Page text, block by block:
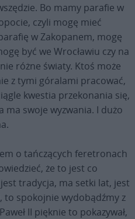
Bo mamy parafie w
czyli mogę mieć
w Zakopanem, mogę
być we Wrocławiu czy na
różne światy. Ktoś może
z tymi góralami pracować,
kwestia przekonania się,
ma swoje wyzwania. I dużo
o tańczących feretronach
że to jest co
tradycja, ma setki lat, jest
to spokojnie wydobądźmy z
II pięknie to pokazywał,